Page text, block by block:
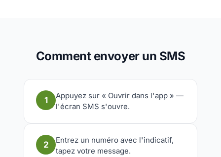
Comment envoyer un SMS
1
Appuyez sur « Ouvrir dans l'app » —
l'écran SMS s'ouvre.
2
Entrez un numéro avec l'indicatif,
tapez votre message.